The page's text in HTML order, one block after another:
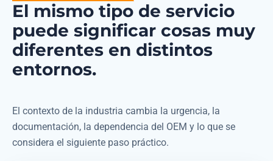
El mismo tipo de servicio
puede significar cosas muy
diferentes en distintos
entornos.
El contexto de la industria cambia la urgencia, la
documentación, la dependencia del OEM y lo que se
considera el siguiente paso práctico.